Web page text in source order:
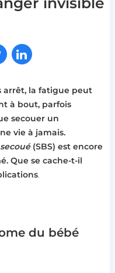
arrêt, la fatigue peut
à bout, parfois
e secouer un
vie à jamais.
(SBS) est encore
Que secache-t-il
.
du bébé